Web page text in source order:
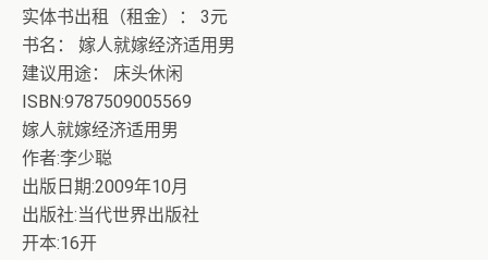
实体书出租（租金）： 3元
书名： 嫁人就嫁经济适用男
建议用途： 床头休闲
ISBN:9787509005569
嫁人就嫁经济适用男
作者:李少聪
出版日期:2009年10月
出版社:当代世界出版社
开本:16开